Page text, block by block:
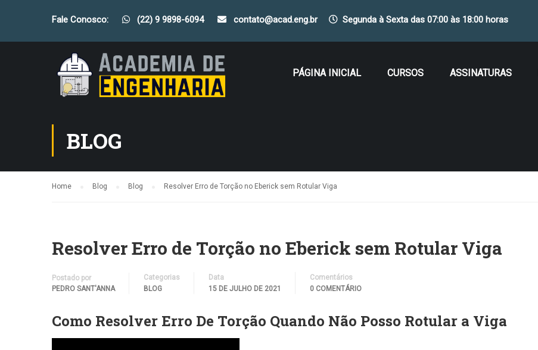
Fale Conosco: (22) 9 9898-6094 contato@acad.eng.br Segunda à Sexta das 07:00 às 18:00 horas
PÁGINA INICIAL CURSOS ASSINATURAS
BLOG
Home Blog Blog Resolver Erro de Torção no Eberick sem Rotular Viga
Resolver Erro de Torção no Eberick sem Rotular Viga
Postado por
PEDRO SANT'ANNA
Categorias
BLOG
Data
15 DE JULHO DE 2021
Comentários
0 COMENTÁRIO
Como Resolver Erro De Torção Quando Não Posso Rotular a Viga